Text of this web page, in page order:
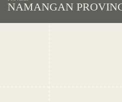
NAMANGAN